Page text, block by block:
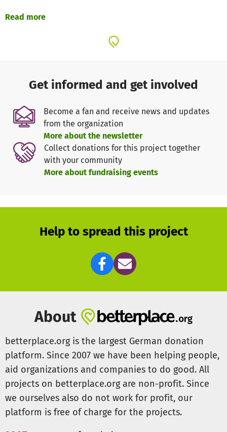
z.B. eine Reise.
Die Erfüllung solch lang ersehnter und unvergesslicher
lohnt für eine bessere Zukunft zu kämpfen. Neben den
Wunscherfüllungen soll Obdachlosen durch unseren
Verein zugleich Beachtung geschenkt und Respekt
entgegengebracht werden. Obdachlose Menschen sollen
hierdurch hautnah das Mitgefühl und Interesse ihrer
Mitmenschen an der eigenen Person erleben.
Im Gegensatz zu vielen anderen Hilfsorganisationen für
wohnungslose Menschen ist es uns wichtig, dass wir die
Wir glauben fest daran, dass jede(r) Erwachsene
mindestens einen Herzenswunsch hat, bei dessen
Erfüllung er/sie sich wie ein Schneekönig freut.
gerade in der aktuellen Zeit ist Nahrung für die Seele aus
unserer Sicht ganz besonders wichtig
Aktuell arbeiten wir mit verschiedenen
Kooperationspartnern in München zusammen, u.a. mit den
Frauenobdachlosenheimen Karla 51 und dem Haus Agnes
sowie mit den Einrichtungen Katholischen
Männerfürsorgevereins und der AWO. Von unseren
Kooperationspartner bekommen wir die Wünsche
wohnungsloser Menschen übermittelt.
Wir freuen uns über JEDEN Euro, der uns hilft unserem Ziel
Read more
Get informed and get involved
Become a fan and receive news and updates
from the organization
More about the newsletter
Collect donations for this project together
with your community
More about fundraising events
Help to spread this project
About
betterplace.org is the largest German donation
platform. Since 2007 we have been helping people,
aid organizations and companies to do good. All
projects on betterplace.org are non-profit. Since
we ourselves also do not work for profit, our
platform is free of charge for the projects.